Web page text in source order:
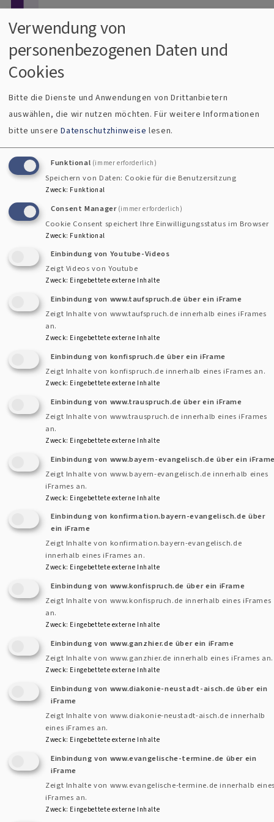
Direkt zum Inhalt
Dekanat Uffenheim
Evangelisch im Gollachgau
Breadcrumb
Startseite Nächster SMS-Gottesdienst am 28. Februar
Nächster SMS-Gottesdienst am 28.
Februar
Der nächste SMS-Gottesdienst findet am Sonntag, den
28.02.2016 um 10:10 Uhr in der Stadtkirche Uffenheim
Konfirmanden stellen in diesem Gottesdienst die
Geschichte vom Abendmahl dar. Im Anschluss gibt es Suppe
und Kuchen in der S-Bar. Parallel zum Gottesdienst findet
ein Kindergottesdienst statt.
Kontaktformular
Fußbereichsmenü
Cookie-Einstellungen
Impressum
Datenschutzerklärung
Barrierefreiheitserklärung
Benutzermenü
Anmelden
Verwendung von
personenbezogenen Daten und
Cookies
Bitte die Dienste und Anwendungen von Drittanbietern
auswählen, die wir nutzen möchten.Für weitere Informationen
bitte unsereDatenschutzhinweise lesen.
Funktional (immer erforderlich)
Speichern von Daten: Cookie für die Benutzersitzung
Zweck: Funktional
Consent Manager (immer erforderlich)
Cookie Consent speichert Ihre Einwilligungsstatus im Browser
Zweck: Funktional
Einbindung von Youtube-Videos
Zeigt Videos von Youtube
Zweck: Eingebettete externe Inhalte
Einbindung von www.taufspruch.de über ein iFrame
Zeigt Inhalte von www.taufspruch.de innerhalb eines iFrames
an.
Zweck: Eingebettete externe Inhalte
Einbindung von konfispruch.de über ein iFrame
Zeigt Inhalte von konfispruch.de innerhalb eines iFrames an.
Zweck: Eingebettete externe Inhalte
Einbindung von www.trauspruch.de über ein iFrame
Zeigt Inhalte von www.trauspruch.de innerhalb eines iFrames
an.
Zweck: Eingebettete externe Inhalte
Einbindung von www.bayern-evangelisch.de über ein
Zeigt Inhalte von www.bayern-evangelisch.de innerhalb eines
iFrames an.
Zweck: Eingebettete externe Inhalte
Einbindung von konfirmation.bayern-evangelisch.de über
ein iFrame
Zeigt Inhalte von konfirmation.bayern-evangelisch.de
innerhalb eines iFrames an.
Zweck: Eingebettete externe Inhalte
Einbindung von www.konfispruch.de über ein iFrame
Zeigt Inhalte von www.konfispruch.de innerhalb eines iFrames
an.
Zweck: Eingebettete externe Inhalte
Einbindung von www.ganzhier.de über ein iFrame
Zeigt Inhalte von www.ganzhier.de innerhalb eines iFrames an.
Zweck: Eingebettete externe Inhalte
Einbindung von www.diakonie-neustadt-aisch.de über ein
iFrame
Zeigt Inhalte von www.diakonie-neustadt-aisch.de innerhalb
eines iFrames an.
Zweck: Eingebettete externe Inhalte
Einbindung von www.evangelische-termine.de über ein
iFrame
Zeigt Inhalte von www.evangelische-termine.de innerhalb
iFrames an.
Zweck: Eingebettete externe Inhalte